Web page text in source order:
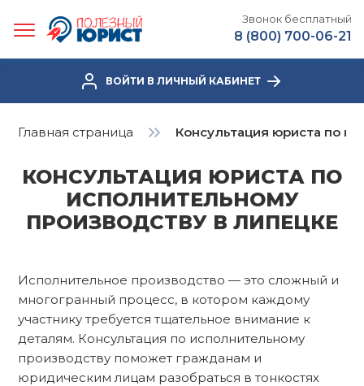
Звонок бесплатный
8 (800) 700-06-21
ВОЙТИ В ЛИЧНЫЙ КАБИНЕТ
Главная страница Консультация юриста по
КОНСУЛЬТАЦИЯ ЮРИСТА ПО
ИСПОЛНИТЕЛЬНОМУ
ПРОИЗВОДСТВУ В ЛИПЕЦКЕ
Исполнительное производство — это сложный и
многогранный процесс, в котором каждому
участнику требуется тщательное внимание к
деталям. Консультация по исполнительному
производству поможет гражданам и
юридическим лицам разобраться в тонкостях